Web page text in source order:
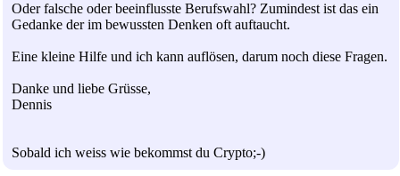
Oder falsche oder beeinflusste Berufswahl? Zumindest ist das ein
Gedanke der im bewussten Denken oft auftaucht.
Eine kleine Hilfe und ich kann auflösen, darum noch diese Fragen.
Danke und liebe Grüsse,
Dennis
Sobald ich weiss wie bekommst du Crypto;-)